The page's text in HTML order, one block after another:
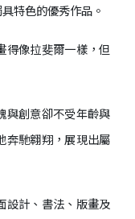
特色的優秀作品。
得像拉斐爾一樣，但
與創意卻不受年齡與
奔馳翱翔，展現出屬
設計、書法、版畫及